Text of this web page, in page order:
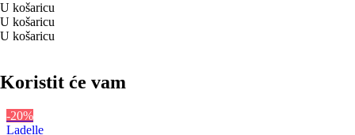
U košaricu
U košaricu
U košaricu
Koristit će vam
-20%
Ladelle